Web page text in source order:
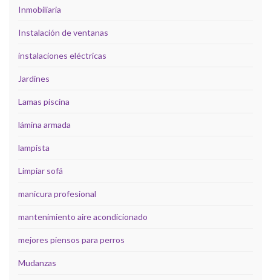
Inmobiliaria
Instalación de ventanas
instalaciones eléctricas
Jardines
Lamas piscina
lámina armada
lampista
Limpiar sofá
manicura profesional
mantenimiento aire acondicionado
mejores piensos para perros
Mudanzas